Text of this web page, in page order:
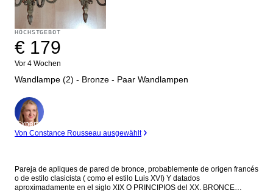
HÖCHSTGEBOT
€ 179
Vor 4 Wochen
Wandlampe (2) - Bronze - Paar Wandlampen
Experte
Von Constance Rousseau ausgewählt
Pareja de apliques de pared de bronce, probablemente de origen francés
o de estilo clasicista ( como el estilo Luis XVI) Y datados
aproximadamente en el siglo XIX O PRINCIPIOS del XX. BRONCE